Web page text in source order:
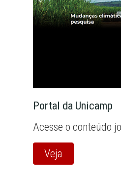
Portal da Unicamp
Acesse o conteúdo
Veja